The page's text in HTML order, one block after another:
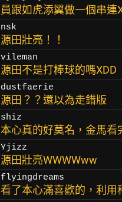
員跟如虎添翼做一個串連
nsk
源田壯亮！！
vileman
源田不是打棒球的嗎XDD
dustfaerie
源田？？還以為走錯版
shiz
本心真的好莫名，金馬看
Yjizz
源田壯亮WWWWww
flyingdreams
看了本心滿喜歡的，利